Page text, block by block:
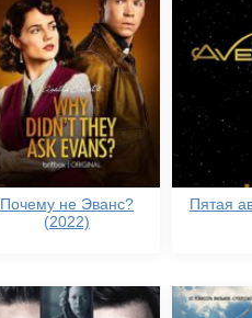
Почему не Эванс?
(2022)
Пятая